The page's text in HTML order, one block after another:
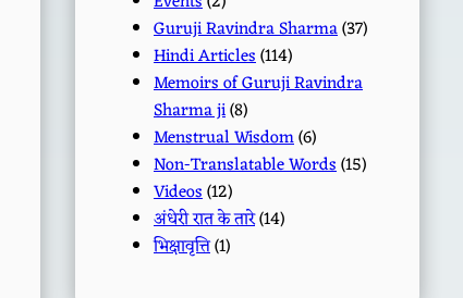
Guruji Ravindra Sharma(37)
Hindi Articles(114)
Memoirs of Guruji Ravindra
Sharma ji(8)
Menstrual Wisdom(6)
Non-Translatable Words(15)
Videos(12)
अंधेरी रात के तारे(14)
भिक्षावृत्ति(1)